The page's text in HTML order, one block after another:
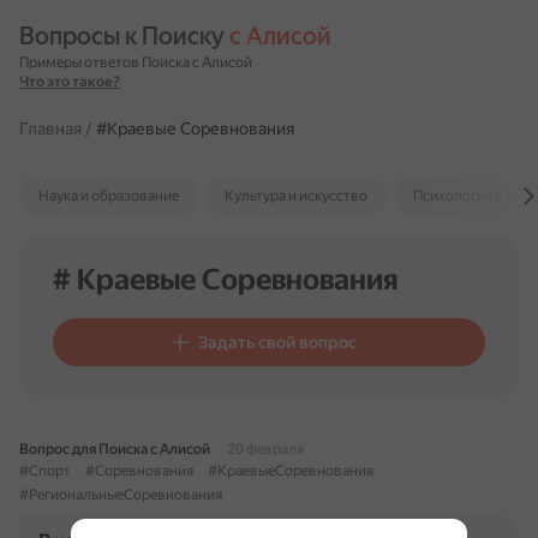
Вопросы к Поиску с Алисой
Примеры ответов Поиска с Алисой
Что это такое?
Главная / #Краевые Соревнования
Наука и образование Культура и искусство Психология и
# Краевые Соревнования
Задать свой вопрос
Вопрос для Поиска с Алисой
20 февраля
#Спорт
#Соревнования
#КраевыеСоревнования
#РегиональныеСоревнования